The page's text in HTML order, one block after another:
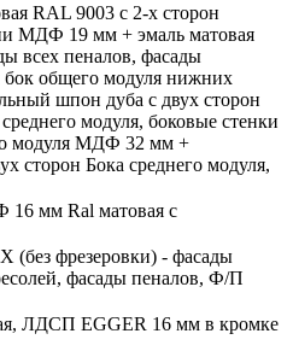
RAL 9003 с 2-х сторон
МДФ 19 мм + эмаль матовая
всех пеналов, фасады
общего модуля нижних
шпон дуба с двух сторон
модуля, боковые стенки
модуля МДФ 32 мм +
сторон Бока среднего модуля,
мм Ral матовая с
фрезеровки) - фасады
фасады пеналов, Ф/П
ЛДСП EGGER 16 мм в кромке